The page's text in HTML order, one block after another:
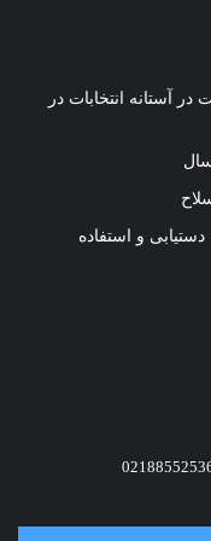
رجوی به اعدام
مشخص شد که او در
آنها به سازمان امنیت
خواست تا صفاالدین
تروریستی
می‌خواهند مستنداتی به
آستانه انتخابات در
و استفاده